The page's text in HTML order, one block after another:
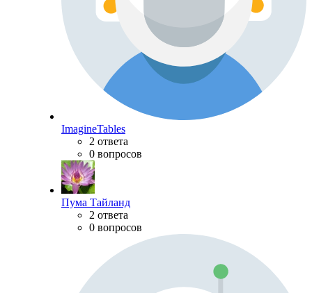
ImagineTables
2 ответа
0 вопросов
Пума Тайланд
2 ответа
0 вопросов